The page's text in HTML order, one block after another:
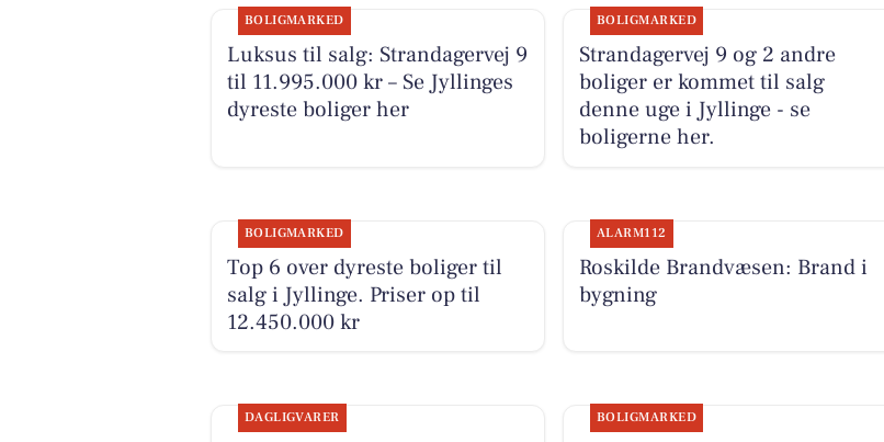
BOLIGMARKED
Luksus til salg: Strandagervej 9
til 11.995.000 kr – Se Jyllinges
dyreste boliger her
BOLIGMARKED
Strandagervej 9 og 2 andre
boliger er kommet til salg
denne uge i Jyllinge - se
boligerne her.
BOLIGMARKED
Top 6 over dyreste boliger til
salg i Jyllinge. Priser op til
12.450.000 kr
ALARM112
Roskilde Brandvæsen: Brand i
bygning
DAGLIGVARER BOLIGMARKED